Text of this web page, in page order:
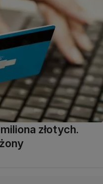
złotych.